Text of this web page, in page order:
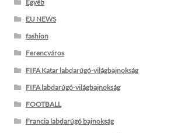
Egyéb
EU NEWS
fashion
Ferencváros
FIFA Katar labdarúgó-világbajnokság
FIFA labdarúgó-világbajnokság
FOOTBALL
Francia labdarúgó bajnokság